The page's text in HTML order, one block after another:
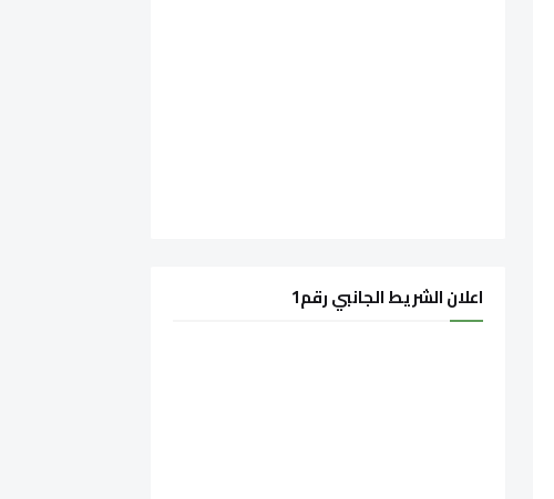
اعلان الشريط الجانبي رقم1